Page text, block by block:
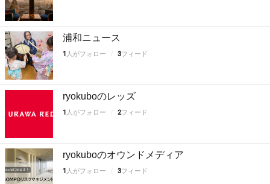
浦和ニュース
1 人がフォロー 3フィード
ryokuboのレッズ
1 人がフォロー 2フィード
ryokuboのオウンドメディア
1 人がフォロー 3フィード